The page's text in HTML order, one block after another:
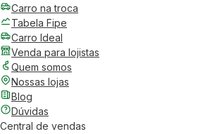
Carro na troca
Tabela Fipe
Carro Ideal
Venda para lojistas
Quem somos
Nossas lojas
Blog
Dúvidas
Central de vendas